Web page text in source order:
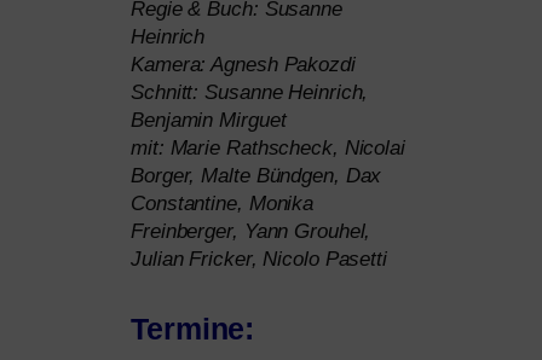
Regie& Buch: Susanne
Heinrich
Kamera: Agnesh Pakozdi
Schnitt: Susanne Heinrich,
Benjamin Mirguet
mit: Marie Rathscheck, Nicolai
Borger, Malte Bündgen, Dax
Constantine, Monika
Freinberger, Yann Grouhel,
Julian Fricker, Nicolo Pasetti
Termine: